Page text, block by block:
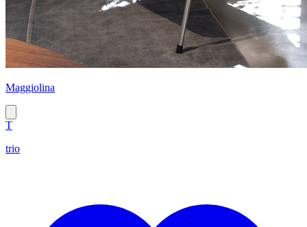
Maggiolina
T
trio